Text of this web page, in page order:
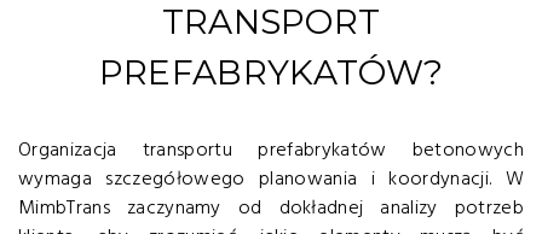
TRANSPORT
PREFABRYKATÓW?
Organizacja transportu prefabrykatów betonowych
wymaga szczegółowego planowania i koordynacji. W
MimbTrans zaczynamy od dokładnej analizy potrzeb